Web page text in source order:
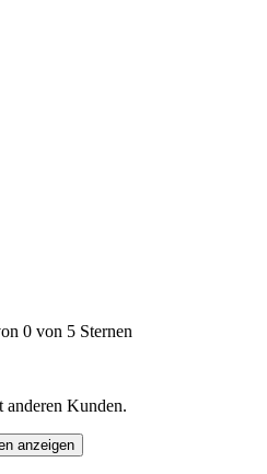
0 von 5 Sternen
anderen Kunden.
anzeigen